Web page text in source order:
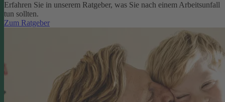
Erfahren Sie in unserem Ratgeber, was Sie nach einem Arbeitsunfall
tun sollten.
Zum Ratgeber